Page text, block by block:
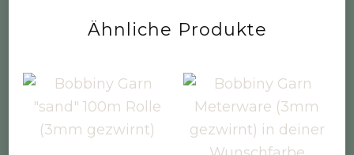
Ähnliche Produkte